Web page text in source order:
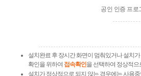
공인 인증 프로
설치완료 후 장시간 화면이 멈춰있거나 설치
확인을 위하여 접속확인을 선택하여 정상적
설치가 정상적으로 되지 않는 경우에는 사용